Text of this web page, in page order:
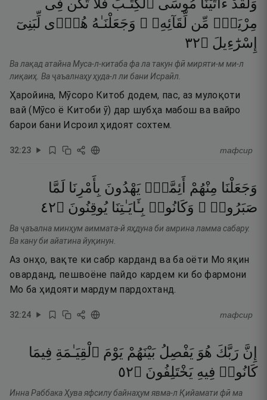
وَلَقَدْ ءَاتَيْنَا مُوسَى ٱلْكِتَـٰبَ فَلَا تَكُن فِى
مِرْيَةٍۢ مِّن لِّقَآئِهِۦ ۖ وَجَعَلْنَـٰهُ هُدًۭى لِّبَنِىٓ
إِسْرَٰٓءِيلَ ۝٢٣
Ва лақад атайна Муса-л-китаба фа ла такун фӣ миряти-м ми-л
лиқаиҳ. Ва ҷаъалнаҳу ҳуда-л ли бани Исраӣл.
Ҳаройина, Мӯсоро Китоб додем, пас, аз мулоқоти
вай (Мӯсо ё Китоби ӯ) дар шубҳа мабош ва вайро
барои бани Исроил ҳидоят сохтем.
32:23 тафсир
وَجَعَلْنَا مِنْهُمْ أَئِمَّةًۭ يَهْدُونَ بِأَمْرِنَا لَمَّا
صَبَرُوا۟ ۖ وَكَانُوا۟ بِـَٔايَـٰتِنَا يُوقِنُونَ ۝٢٤
Ва ҷаъална минҳум аиммата-й яҳдуна би амрина ламма сабару.
Ва кану би айатина йуқинун.
Аз онҳо, вақте ки сабр карданд ва ба оёти Мо яқин
оварданд, пешвоёне пайдо кардем ки бо фармони
Мо ба ҳидояти мардум пардохтанд.
32:24 тафсир
إِنَّ رَبَّكَ هُوَ يَفْصِلُ بَيْنَهُمْ يَوْمَ ٱلْقِيَـٰمَةِ فِيمَا
كَانُوا۟ فِيهِ يَخْتَلِفُونَ ۝٢٥
Инна Раббака Ҳува яфсилу байнаҳум явма-л Қийамати фӣ ма